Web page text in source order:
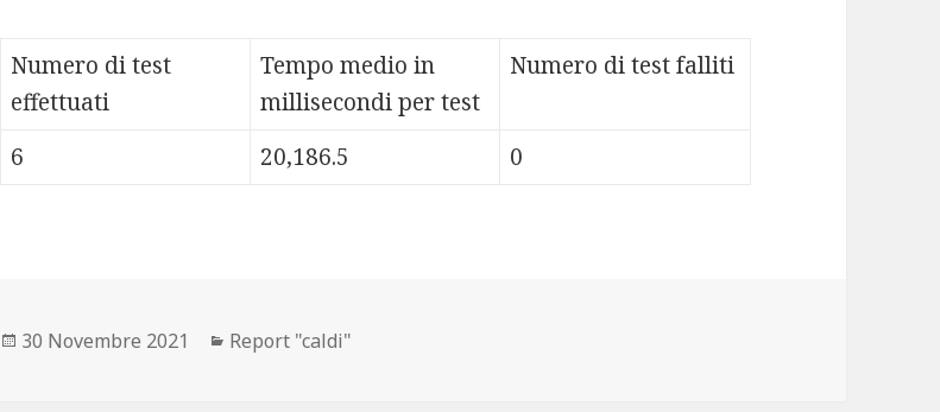
Numero di test
effettuati
Tempo medio in
millisecondi per test
Numero di test falliti
6 20,186.5 0
Scritto
30 Novembre 2021 Categorie
Report "caldi"